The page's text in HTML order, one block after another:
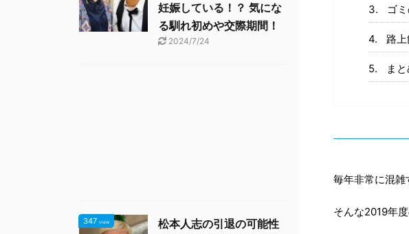
ゴ
路
ま
毎年非常に混雑
そんな2019年
妊娠している！？ 気にな
る馴れ初めや交際期間！
2024/7/24
347 view
松本人志の引退の可能性